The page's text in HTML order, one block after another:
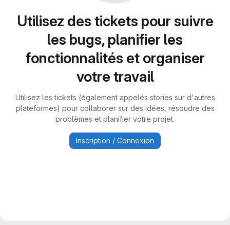
Utilisez des tickets pour suivre
les bugs, planifier les
fonctionnalités et organiser
votre travail
Utilisez les tickets (également appelés stories sur d'autres
plateformes) pour collaborer sur des idées, résoudre des
problèmes et planifier votre projet.
Inscription / Connexion